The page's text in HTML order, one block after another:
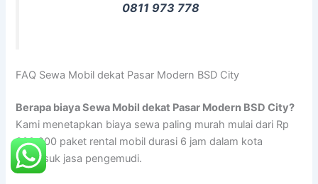
0811 973 778
FAQ Sewa Mobil dekat Pasar Modern BSD City
Berapa biaya Sewa Mobil dekat Pasar Modern BSD City?
Kami menetapkan biaya sewa paling murah mulai dari Rp
300.000 paket rental mobil durasi 6 jam dalam kota
termasuk jasa pengemudi.